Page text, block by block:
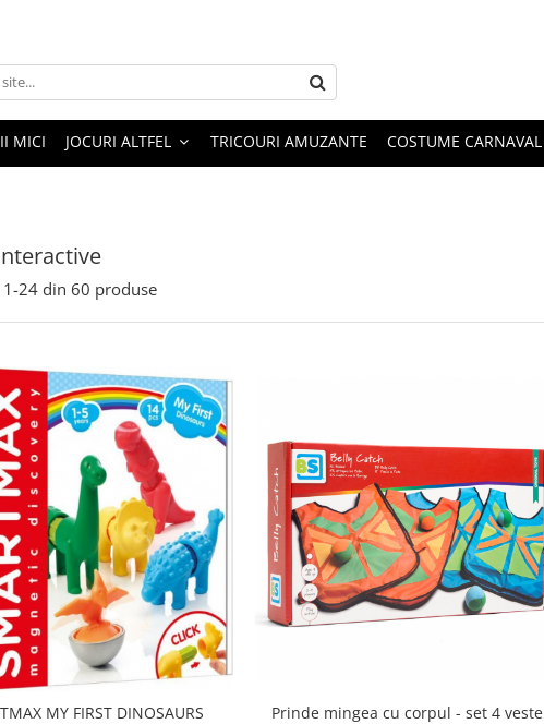
MICI JOCURI ALTFEL TRICOURI AMUZANTE COSTUME CARNAVAL
1-24 din 60 produse
MY FIRST DINOSAURS
Prinde mingea cu corpul - set 4 veste